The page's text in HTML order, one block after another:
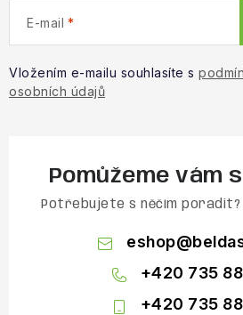
E-mail
Vložením e-mailu souhlasíte s
osobních údajů
Pomůžeme vám
Potřebujete s něčím
eshop@
+420 735
+420 735